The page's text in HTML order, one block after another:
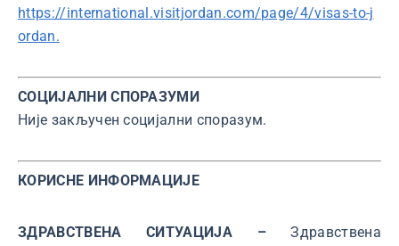
https://international.visitjordan.com/page/4/visas-to-j
ordan.
СОЦИЈАЛНИ СПОРАЗУМИ
Није закључен социјални споразум.
КОРИСНЕ ИНФОРМАЦИЈЕ
ЗДРАВСТВЕНА СИТУАЦИЈА –Здравствена